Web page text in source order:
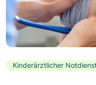
Kinderärztlicher